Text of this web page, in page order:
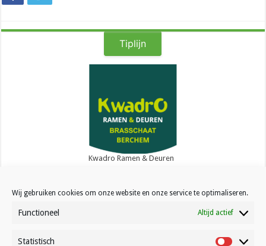
Wij gebruiken cookies om onze website en onze service te optimaliseren.
Functioneel Altijd actief
Statistisch
Tiplijn
Kwadro Ramen & Deuren
Contact